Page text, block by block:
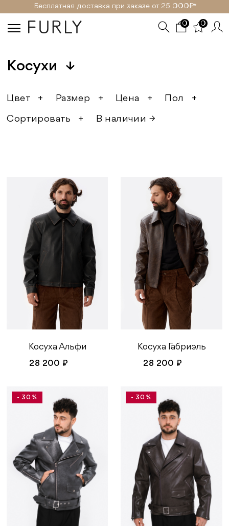
Бесплатная доставка при заказе от 25 000₽ *
0 0
Kосухи ↓
Цвет + Размер + Цена + Пол
+
Сортировать
+ В наличии →
Косуха Альфи
28 200 ₽
Косуха Габриэль
28 200 ₽
- 30 % - 30 %